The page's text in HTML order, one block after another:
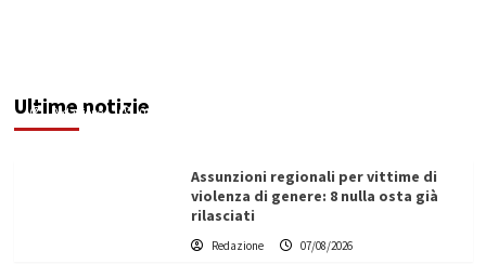
Ultime notizie
Redazione 07/08/2026
Assunzioni regionali per vittime di
violenza di genere: 8 nulla osta già
rilasciati
Redazione 07/08/2026